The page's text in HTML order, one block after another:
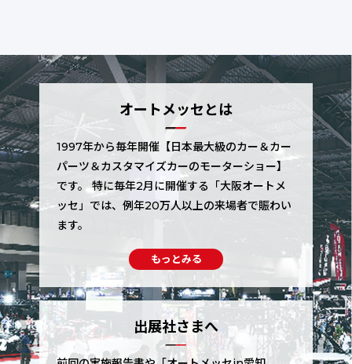
オートメッセとは
1997年から毎年開催【日本最大級のカー＆カー
パーツ＆カスタマイズカーのモーターショー】
です。 特に毎年2月に開催する「大阪オートメ
ッセ」では、例年20万人以上の来場者で賑わい
ます。
もっとみる
出展社さまへ